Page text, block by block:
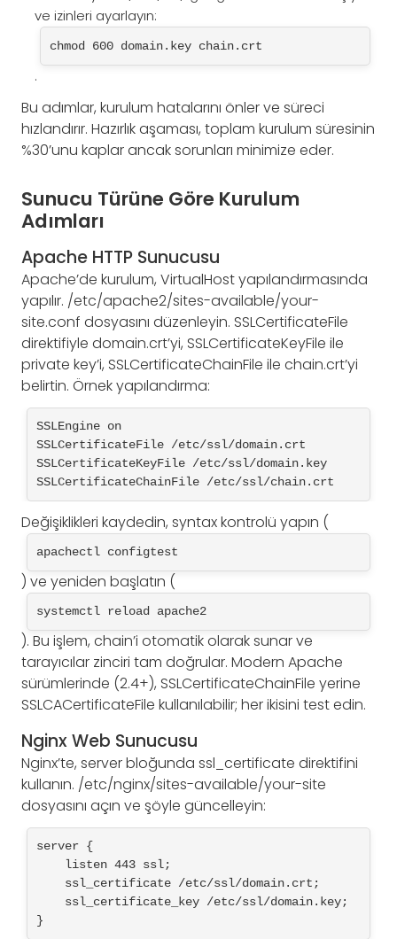
ve izinleri ayarlayın:
chmod 600 domain.key chain.crt
.
Bu adımlar, kurulum hatalarını önler ve süreci
hızlandırır. Hazırlık aşaması, toplam kurulum süresinin
%30’unu kaplar ancak sorunları minimize eder.
Sunucu Türüne Göre Kurulum
Adımları
Apache HTTP Sunucusu
Apache’de kurulum, VirtualHost yapılandırmasında
yapılır. /etc/apache2/sites-available/your-
site.conf dosyasını düzenleyin. SSLCertificateFile
direktifiyle domain.crt’yi, SSLCertificateKeyFile ile
private key’i, SSLCertificateChainFile ile chain.crt’yi
belirtin. Örnek yapılandırma:
SSLEngine on
SSLCertificateFile /etc/ssl/domain.crt
SSLCertificateKeyFile /etc/ssl/domain.key
SSLCertificateChainFile /etc/ssl/chain.crt
Değişiklikleri kaydedin, syntax kontrolü yapın (
apachectl configtest
) ve yeniden başlatın (
systemctl reload apache2
). Bu işlem, chain’i otomatik olarak sunar ve
tarayıcılar zinciri tam doğrular. Modern Apache
sürümlerinde (2.4+), SSLCertificateChainFile yerine
SSLCACertificateFile kullanılabilir; her ikisini test edin.
Nginx Web Sunucusu
Nginx’te, server bloğunda ssl_certificate direktifini
kullanın. /etc/nginx/sites-available/your-site
dosyasını açın ve şöyle güncelleyin:
server {
}